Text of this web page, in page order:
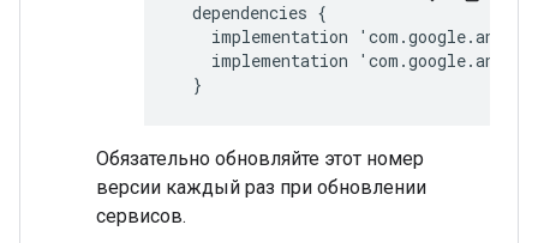
dependencies {
implementation
' com .google.
implementation
' com .google.
}
Обязательно обновляйте этот номер
версии каждый раз при обновлении
сервисов.